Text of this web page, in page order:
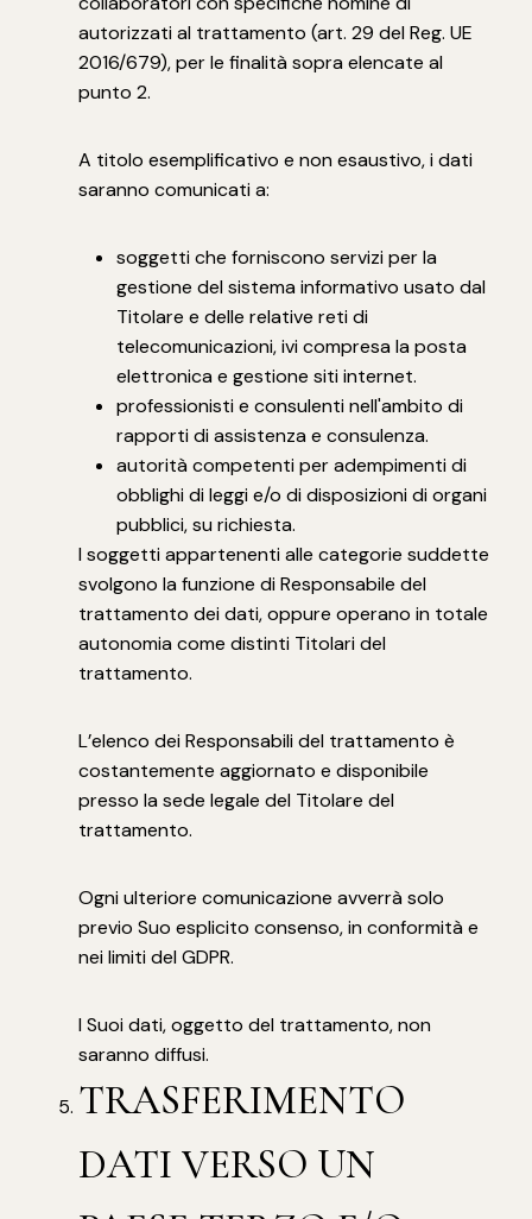
autorizzati al trattamento (art. 29 del Reg. UE
2016/679), per le finalità sopra elencate al
punto 2.
A titolo esemplificativo e non esaustivo, i dati
saranno comunicati a:
soggetti che forniscono servizi per la
gestione del sistema informativo usato dal
Titolare e delle relative reti di
telecomunicazioni, ivi compresa la posta
elettronica e gestione siti internet.
professionisti e consulenti nell'ambito di
rapporti di assistenza e consulenza.
autorità competenti per adempimenti di
obblighi di leggi e/o di disposizioni di organi
pubblici, su richiesta.
I soggetti appartenenti alle categorie suddette
svolgono la funzione di Responsabile del
trattamento dei dati, oppure operano in totale
autonomia come distinti Titolari del
trattamento.
L’elenco dei Responsabili del trattamento è
costantemente aggiornato e disponibile
presso la sede legale del Titolare del
trattamento.
Ogni ulteriore comunicazione avverrà solo
previo Suo esplicito consenso, in conformità e
nei limiti del GDPR.
I Suoi dati, oggetto del trattamento, non
saranno diffusi.
TRASFERIMENTO
DATI VERSO UN